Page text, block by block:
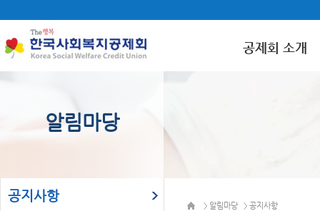
공제회 소개
알림마당
공지사항
> 알림마당 > 공지사항